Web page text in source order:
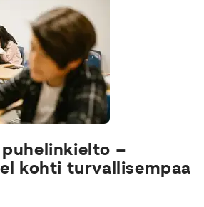
–
kohti turvallisempaa